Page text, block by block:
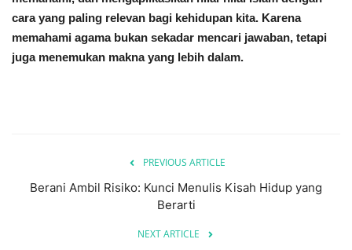
cara yang paling relevan bagi kehidupan kita. Karena
memahami agama bukan sekadar mencari jawaban, tetapi
juga menemukan makna yang lebih dalam.
PREVIOUS ARTICLE
Berani Ambil Risiko: Kunci Menulis Kisah Hidup yang
Berarti
NEXT ARTICLE